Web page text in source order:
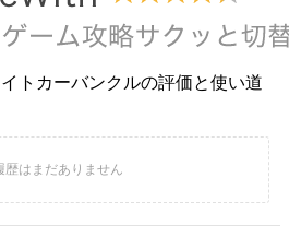
トカーバンクルの評価と使い道